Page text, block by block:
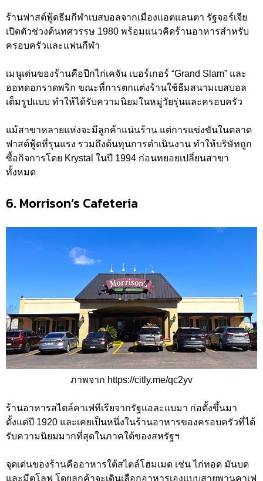
ร้านฟาสต์ฟู้ดธีมกีฬาเบสบอลจากเมืองแอตแลนตา รัฐจอร์เจีย
เปิดตัวช่วงต้นทศวรรษ 1980 พร้อมแนวคิดร้านอาหารสำหรับ
ครอบครัวและแฟนกีฬา
เมนูเด่นของร้านคือปีกไก่เคจัน เบอร์เกอร์ “Grand Slam” และ
ฮอทดอกราดพริก ขณะที่การตกแต่งร้านใช้ธีมสนามเบสบอล
เต็มรูปแบบ ทำให้ได้รับความนิยมในหมู่วัยรุ่นและครอบครัว
แม้สาขาหลายแห่งจะมีลูกค้าแน่นร้าน แต่การแข่งขันในตลาด
ฟาสต์ฟู้ดที่รุนแรง รวมถึงต้นทุนการดำเนินงาน ทำให้บริษัทถูก
ซื้อกิจการโดย Krystal ในปี 1994 ก่อนทยอยเปลี่ยนสาขา
ทั้งหมด
6. Morrison’s Cafeteria
ภาพจาก https://citly.me/qc2yv
ร้านอาหารสไตล์คาเฟทีเรียจากรัฐแอละแบมา ก่อตั้งขึ้นมา
ตั้งแต่ปี 1920 และเคยเป็นหนึ่งในร้านอาหารของครอบครัวที่ได้
รับความนิยมมากที่สุดในภาคใต้ของสหรัฐฯ
จุดเด่นของร้านคืออาหารใต้สไตล์โฮมเมด เช่น ไก่ทอด มันบด
และมีตโลฟ โดยลูกค้าจะเดินเลือกอาหารเองแบบสายพานคาเฟ